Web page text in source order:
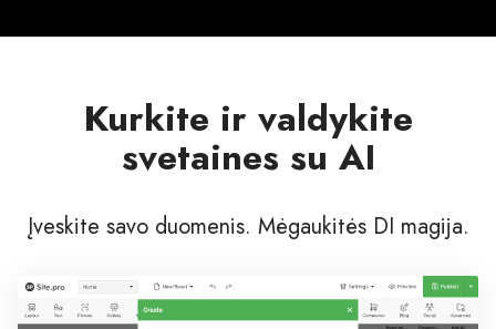
Kurkite ir valdykite
svetaines su AI
Įveskite savo duomenis. Mėgaukitės DI magija.